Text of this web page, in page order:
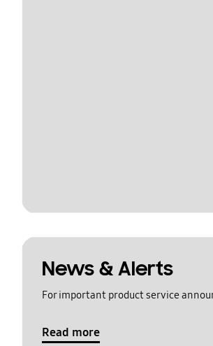
News & Alerts
For important product service
Read more